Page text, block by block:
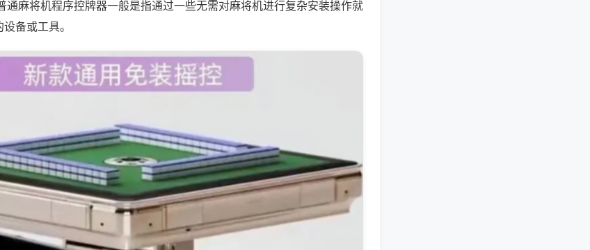
通麻将机程序控牌器一般是指通过一些无需对麻将机进行复杂安装操作就
备或工具。